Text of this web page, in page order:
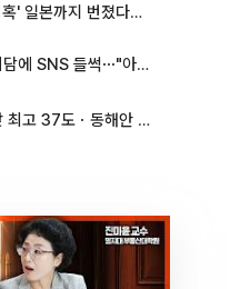
축구협회 '성 접대 의혹' 일본까지 번졌다…日 심판 실명 공개
김규원, 격이 다른 미담에 SNS 들썩⋯"아이 속옷 빨고 졸업식도 참석"
폭염에 폭우까지⋯낮 최고 37도ㆍ동해안 강한 비 [날씨]